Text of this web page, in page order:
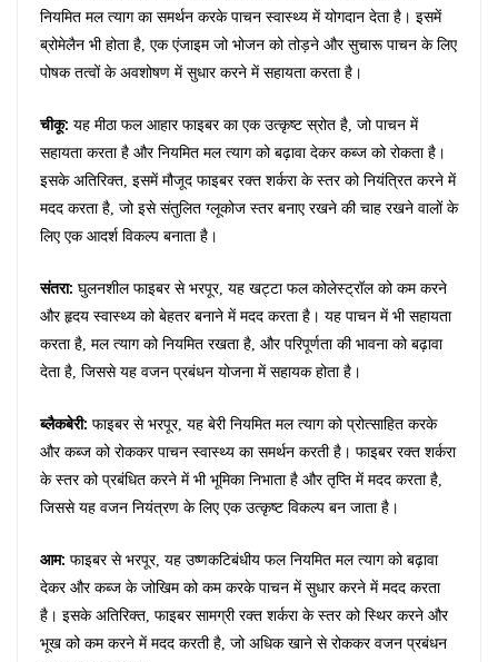
नियमित मल त्याग का समर्थन करके पाचन स्वास्थ्य में योगदान देता है। इसमें
ब्रोमेलैन भी होता है, एक एंजाइम जो भोजन को तोड़ने और सुचारू पाचन के लिए
पोषक तत्वों के अवशोषण में सुधार करने में सहायता करता है।
चीकू: यह मीठा फल आहार फाइबर का एक उत्कृष्ट स्रोत है, जो पाचन में
सहायता करता है और नियमित मल त्याग को बढ़ावा देकर कब्ज को रोकता है।
इसके अतिरिक्त, इसमें मौजूद फाइबर रक्त शर्करा के स्तर को नियंत्रित करने में
मदद करता है, जो इसे संतुलित ग्लूकोज स्तर बनाए रखने की चाह रखने वालों के
लिए एक आदर्श विकल्प बनाता है।
संतरा: घुलनशील फाइबर से भरपूर, यह खट्टा फल कोलेस्ट्रॉल को कम करने
और हृदय स्वास्थ्य को बेहतर बनाने में मदद करता है। यह पाचन में भी सहायता
करता है, मल त्याग को नियमित रखता है, और परिपूर्णता की भावना को बढ़ावा
देता है, जिससे यह वजन प्रबंधन योजना में सहायक होता है।
ब्लैकबेरी: फाइबर से भरपूर, यह बेरी नियमित मल त्याग को प्रोत्साहित करके
और कब्ज को रोककर पाचन स्वास्थ्य का समर्थन करती है। फाइबर रक्त शर्करा
के स्तर को प्रबंधित करने में भी भूमिका निभाता है और तृप्ति में मदद करता है,
जिससे यह वजन नियंत्रण के लिए एक उत्कृष्ट विकल्प बन जाता है।
आम: फाइबर से भरपूर, यह उष्णकटिबंधीय फल नियमित मल त्याग को बढ़ावा
देकर और कब्ज के जोखिम को कम करके पाचन में सुधार करने में मदद करता
है। इसके अतिरिक्त, फाइबर सामग्री रक्त शर्करा के स्तर को स्थिर करने और
भूख को कम करने में मदद करती है, जो अधिक खाने से रोककर वजन प्रबंधन